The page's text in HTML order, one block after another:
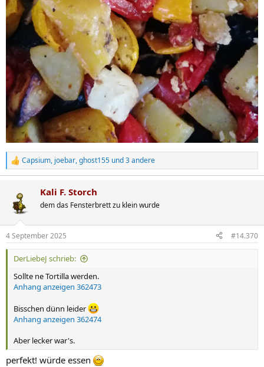
R
e
e
n
Capsium, joebar,ghost155 und 3 andere
Kali F. Storch
dem das Fensterbrett zu klein wurde
4 September 2025 #14.370
DerLiebeJ schrieb:
Sollte ne Tortilla werden.
Anhang anzeigen 362473
Bisschen dünn leider
Anhang anzeigen 362474
Aber lecker war's.
perfekt! würde essen